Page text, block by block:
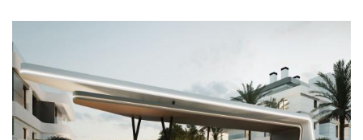
DE
SUELO
DE
MÁS
DE
215.000